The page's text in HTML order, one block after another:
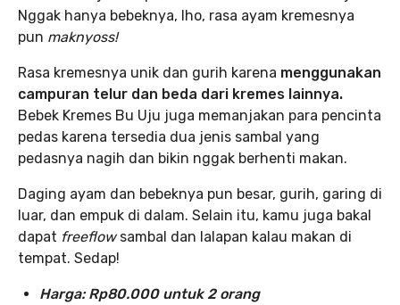
Nggak hanya bebeknya, lho, rasa ayam kremesnya
pun maknyoss!
Rasa kremesnya unik dan gurih karena menggunakan
campuran telur dan beda dari kremes lainnya.
Bebek Kremes Bu Uju juga memanjakan para pencinta
pedas karena tersedia dua jenis sambal yang
pedasnya nagih dan bikin nggak berhenti makan.
Daging ayam dan bebeknya pun besar, gurih, garing di
luar, dan empuk di dalam. Selain itu, kamu juga bakal
dapat freeflow sambal dan lalapan kalau makan di
tempat. Sedap!
Harga: Rp80.000 untuk 2 orang